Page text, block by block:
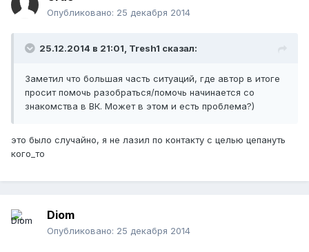
Опубликовано: 25 декабря 2014
25.12.2014 в 21:01, Tresh1 сказал:
Заметил что большая часть ситуаций, где автор в итоге
просит помочь разобраться/помочь начинается со
знакомства в ВК. Может в этом и есть проблема?)
это было случайно, я не лазил по контакту с целью цепануть
кого_то
Diom
Опубликовано: 25 декабря 2014